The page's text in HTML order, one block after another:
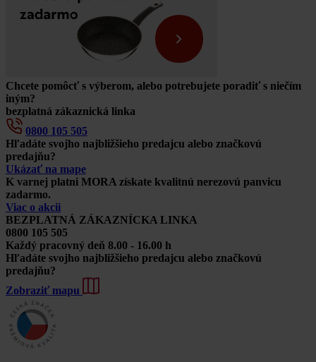
Chcete pomôcť s výberom, alebo potrebujete poradiť s niečím
iným?
bezplatná zákaznická linka
0800 105 505
Hľadáte svojho najbližšieho predajcu alebo značkovú
predajňu?
Ukázať na mape
K varnej platni MORA získate kvalitnú nerezovú panvicu
zadarmo.
Viac o akcii
BEZPLATNÁ ZÁKAZNÍCKA LINKA
0800 105 505
Každý pracovný deň 8.00 - 16.00 h
Hľadáte svojho najbližšieho predajcu alebo značkovú
predajňu?
Zobraziť mapu